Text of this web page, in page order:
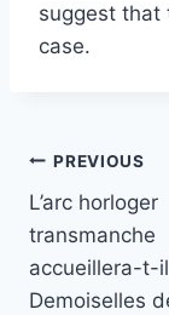
suggest that
case.
Post
PREVIOUS
L’arc horloger
transmanche
accueillera-t-
Demoiselles